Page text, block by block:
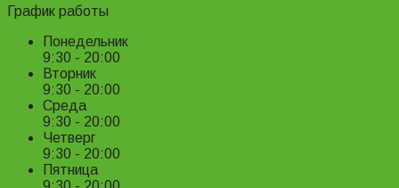
График работы
Понедельник
9:30 - 20:00
Вторник
9:30 - 20:00
Среда
9:30 - 20:00
Четверг
9:30 - 20:00
Пятница